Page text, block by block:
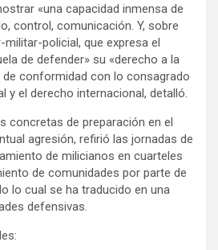
«una capacidad inmensa de
control, comunicación. Y, sobre
policial, que expresa el
de defender» su «derecho a la
de conformidad con lo consagrado
y el derecho internacional, detalló.
concretas de preparación en el
agresión, refirió las jornadas de
de milicianos en cuarteles
de comunidades por parte de
lo cual se ha traducido en una
defensivas.